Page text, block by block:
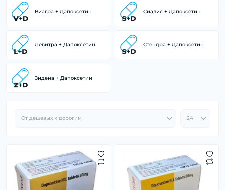
Виагра + Дапоксетин Сиалис + Дапоксетин
Левитра + Дапоксетин Стендра + Дапоксетин
Зидена + Дапоксетин